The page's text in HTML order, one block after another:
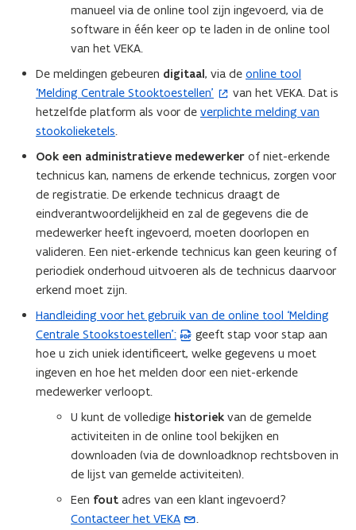
manueel via de online tool zijn ingevoerd, via de
software in één keer op te laden in de online tool
van het VEKA.
De meldingen gebeuren digitaal, via de online tool
‘Melding Centrale Stooktoestellen’
(
o
p
n
t
i
n
n
i
e
v
e
n
s
e
r
)
van het VEKA. Dat is
hetzelfde platform als voor de verplichte melding van
stookolieketels.
Ook een administratieve medewerker of niet-erkende
technicus kan, namens de erkende technicus, zorgen voor
de registratie. De erkende technicus draagt de
eindverantwoordelijkheid en zal de gegevens die de
medewerker heeft ingevoerd, moeten doorlopen en
valideren. Een niet-erkende technicus kan geen keuring of
periodiek onderhoud uitvoeren als de technicus daarvoor
erkend moet zijn.
Handleiding voor het gebruik van de online tool ‘Melding
Centrale Stookstoestellen’:
(
P
D
F
b
geeft stap voor stap aan
hoe u zich uniek identificeert, welke gegevens u moet
ingeven en hoe het melden door een niet-erkende
medewerker verloopt.
U kunt de volledige historiek van de gemelde
activiteiten in de online tool bekijken en
downloaden (via de downloadknop rechtsboven in
de lijst van gemelde activiteiten).
Een fout adres van een klant ingevoerd?
Contacteer het VEKA
(
.